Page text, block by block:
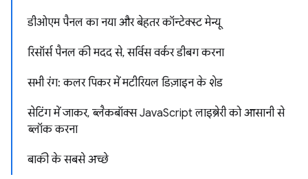
डीओएम पैनल का नया और बेहतर कॉन्टेक्स्ट मेन्यू
रिसॉर्स पैनल की मदद से, सर्विस वर्कर डीबग करना
सभी रंग: कलर पिकर में मटीरियल डिज़ाइन के शेड
सेटिंग में जाकर, ब्लैकबॉक्स JavaScript लाइब्रेरी को आसानी से
ब्लॉक करना
बाकी के सबसे अच्छे